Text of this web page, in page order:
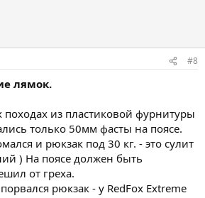
#8
лямок.
из пластиковой фурнитуры
только 50мм фасты на поясе.
и рюкзак под 30 кг. - это сулит
) На поясе должен быть
от греха.
рюкзак - у RedFox Extreme